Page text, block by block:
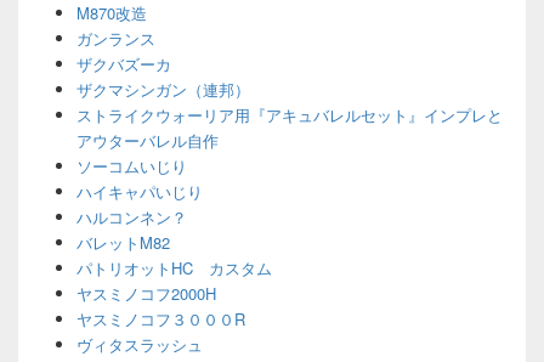
M870改造
ガンランス
ザクバズーカ
ザクマシンガン（連邦）
ストライクウォーリア用『アキュバレルセット』インプレと
アウターバレル自作
ソーコムいじり
ハイキャパいじり
ハルコンネン？
バレットM82
パトリオットHC カスタム
ヤスミノコフ2000H
ヤスミノコフ３０００R
ヴィタスラッシュ